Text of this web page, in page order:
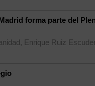
forma parte del
Enrique Ruiz